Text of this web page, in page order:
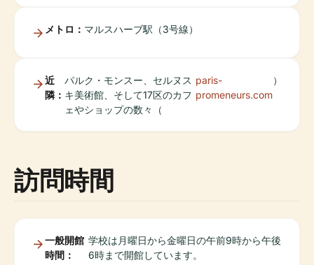
メトロ： マルスハーブ駅（3号線）
近
隣：
パルク・モンスー、セルヌス
キ美術館、そして17区のカフ
ェやショップの数々（
paris-
promeneurs.com
）
訪問時間
一般開館
時間：
学校は月曜日から金曜日の午前9時から午後
6時まで開館しています。